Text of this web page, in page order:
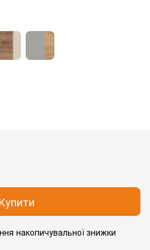
Купити
накопичувальної знижки